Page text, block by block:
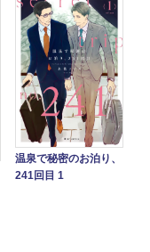
温泉で秘密のお泊り、
241回目 1